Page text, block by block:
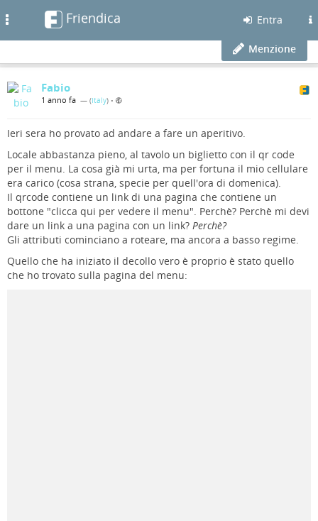
Friendica Entra
Menzione
Fabio
1 anno fa — (Italy) •
Ieri sera ho provato ad andare a fare un aperitivo.
Locale abbastanza pieno, al tavolo un biglietto con il qr code
per il menu. La cosa già mi urta, ma per fortuna il mio cellulare
era carico (cosa strana, specie per quell'ora di domenica).
Il qrcode contiene un link di una pagina che contiene un
bottone "clicca qui per vedere il menu". Perchè? Perchè mi devi
dare un link a una pagina con un link? Perchè?
Gli attributi cominciano a roteare, ma ancora a basso regime.
Quello che ha iniziato il decollo vero è proprio è stato quello
che ho trovato sulla pagina del menu: